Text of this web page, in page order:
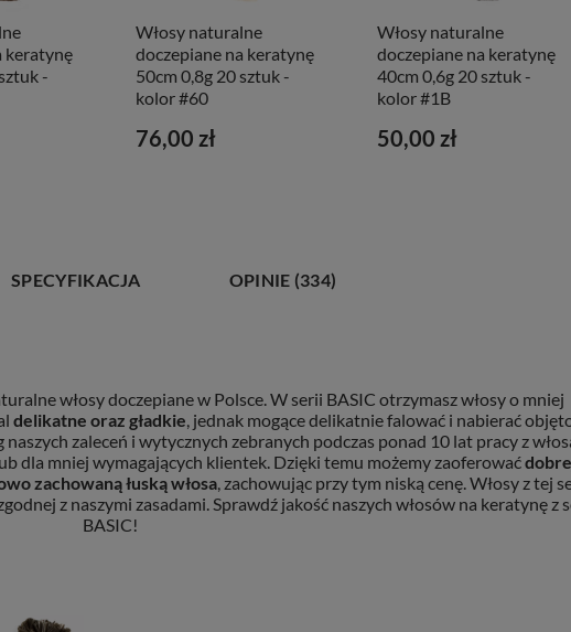
keratynę
-
Włosy naturalne
doczepiane na keratynę
50cm 0,8g 20 sztuk -
kolor #60
76,00 zł
Włosy naturalne
doczepiane na keratynę
40cm 0,6g 20 sztuk -
kolor #1B
50,00 zł
SPECYFIKACJA OPINIE (334)
włosy doczepiane w Polsce. W serii BASIC otrzymasz włosy o mniej
delikatne oraz gładkie, jednak mogące delikatnie falować i nabierać
naszych zaleceń i wytycznych zebranych podczas ponad 10 lat pracy z
dla mniej wymagających klientek. Dzięki temu możemy zaoferować
zachowaną łuską włosa, zachowując przy tym niską cenę. Włosy z tej
z naszymi zasadami. Sprawdź jakość naszych włosów na keratynę z
BASIC!